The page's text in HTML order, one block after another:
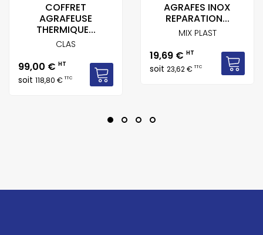
COFFRET
AGRAFEUSE
THERMIQUE...
CLAS
Prix
99,00 € HT
soit 118,80 €TTC
AGRAFES INOX
REPARATION...
MIX PLAST
Prix
19,69 € HT
soit 23,62 €TTC